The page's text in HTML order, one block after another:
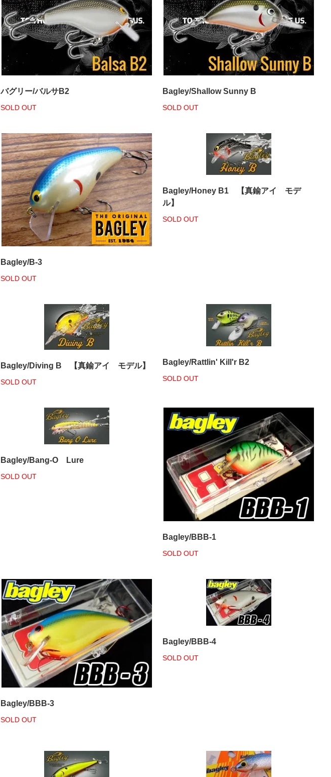
バグリー/バルサB2
SOLD OUT
Bagley/Shallow Sunny B
SOLD OUT
Bagley/B-3
SOLD OUT
Bagley/Honey B1 【真鍮アイ モデ
ル】
SOLD OUT
Bagley/Diving B 【真鍮アイ モデル】
SOLD OUT
Bagley/Rattlin' Kill'r B2
SOLD OUT
Bagley/Bang-O Lure
SOLD OUT
Bagley/BBB-1
SOLD OUT
Bagley/BBB-3
SOLD OUT
Bagley/BBB-4
SOLD OUT